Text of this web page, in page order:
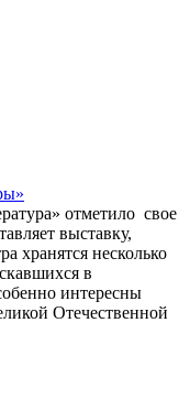
отметило свое
выставку,
хранятся несколько
в
интересны
Отечественной